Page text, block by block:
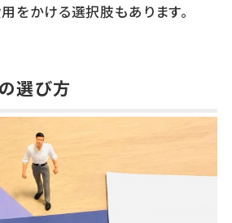
をかける選択肢もあります。
選び方